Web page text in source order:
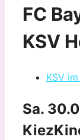
FC
KSV
KSV
Sa.